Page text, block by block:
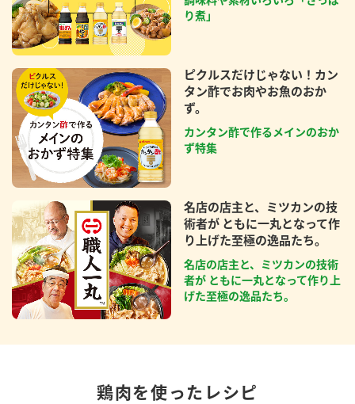
り煮」
ピクルスだけじゃない！カン
タン酢でお肉やお魚のおか
ず。
カンタン酢で作るメインのおか
ず特集
名店の店主と、ミツカンの技
術者が ともに一丸となって作
り上げた至極の逸品たち。
名店の店主と、ミツカンの技術
者が ともに一丸となって作り上
げた至極の逸品たち。
鶏肉を使ったレシピ